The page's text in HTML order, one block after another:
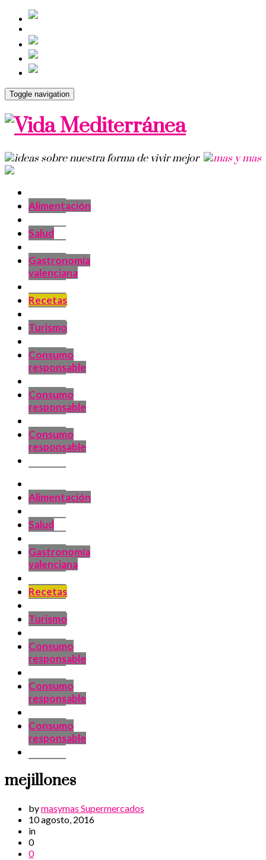
Toggle navigation
Alimentación
Salud
Gastronomía
valenciana
Recetas
Turismo
Consumo
responsable
Consumo
responsable
Consumo
responsable
Alimentación
Salud
Gastronomía
valenciana
Recetas
Turismo
Consumo
responsable
Consumo
responsable
Consumo
responsable
mejillones
bymasymas Supermercados
10 agosto, 2016
in
0
0